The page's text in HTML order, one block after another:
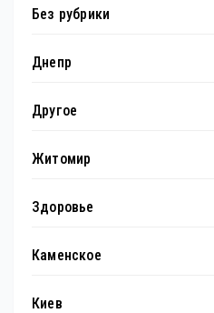
Без рубрики
Днепр
Другое
Житомир
Здоровье
Каменское
Киев